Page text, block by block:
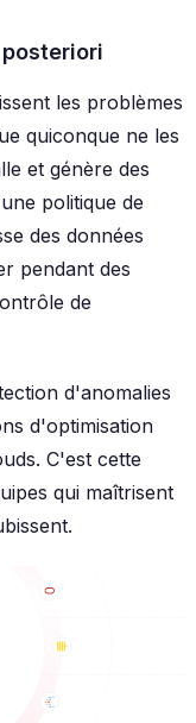
les problèmes
quiconque ne les
et génère des
politique de
des données
pendant des
de
d'anomalies
d'optimisation
C'est cette
qui maîtrisent